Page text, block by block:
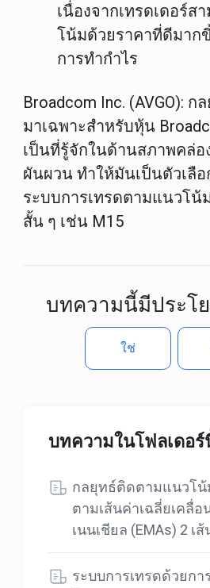
เนื่องจากเทรดเดอร์ส
โน้มด้วยราคาที่ดีมาก
การทำกำไร
Broadcom Inc. (AVGO): ก
มาเฉพาะสำหรับหุ้น
เป็นที่รู้จักในด้านสภาพคล่อ
ผันผวน ทำให้มันเป็นตัวเลื
ระบบการเทรดตามแนวโน้
สั้น ๆ เช่นM15
บทความนี้มีประโ
ใช่
บทความในโฟลเดอร์
กลยุทธ์ติดตามแนวโน้
ตามเส้นค่าเฉลี่ยเคลื่
เนนเชียล (EMAs) 2 เส้
ระบบการเทรดด้วยก